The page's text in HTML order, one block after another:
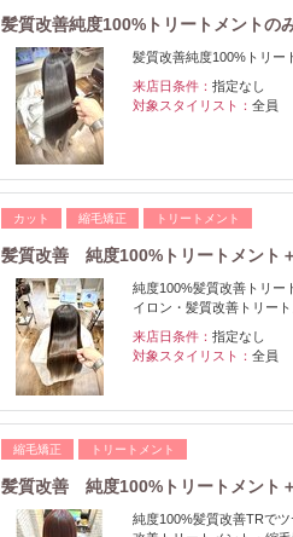
髪質改善純度100%トリートメント
髪質改善純度100%トリ
来店日条件： 指定なし
対象スタイリスト： 全員
カット 縮毛矯正 トリートメント
髪質改善 純度100%トリートメント
純度100%髪質改善トリー
イロン・髪質改善トリー
来店日条件： 指定なし
対象スタイリスト： 全員
縮毛矯正 トリートメント
髪質改善 純度100%トリートメント
純度100%髪質改善TRで